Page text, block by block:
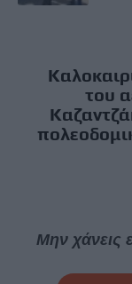
του
Μην χάνεις